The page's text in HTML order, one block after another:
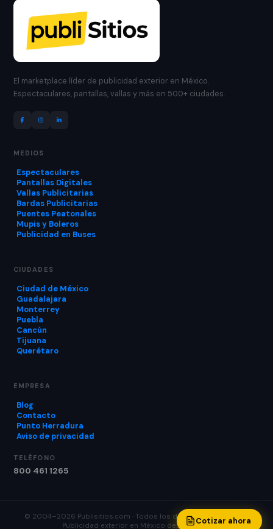
El marketplace líder de publicidad exterior en México.
Espectaculares, pantallas, vallas y más en 500+ ciudades.
MEDIOS
Espectaculares
Pantallas Digitales
Vallas Publicitarias
Bardas Publicitarias
Puentes Peatonales
Mupis y Boleros
Publicidad en Buses
CIUDADES
Ciudad de México
Guadalajara
Monterrey
Puebla
Cancún
Tijuana
Querétaro
EMPRESA
Blog
Contacto
Punto Herradura
Aviso de privacidad
TELÉFONO
800 461 1265
© 2004–2026 Publisitios.com · Todos los derechos reservados
Publicidad exterior en México desde 2004Cotizar ahora